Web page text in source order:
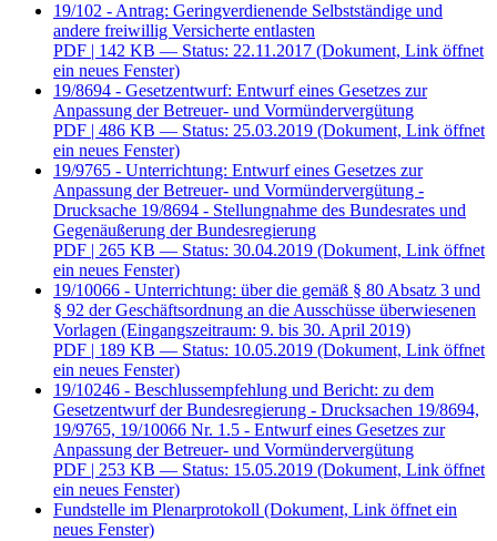
19/102 - Antrag: Geringverdienende Selbstständige und
andere freiwillig Versicherte entlasten
PDF | 142 KB — Status: 22.11.2017 (Dokument, Link öffnet
ein neues Fenster)
19/8694 - Gesetzentwurf: Entwurf eines Gesetzes zur
Anpassung der Betreuer- und Vormündervergütung
PDF | 486 KB — Status: 25.03.2019 (Dokument, Link öffnet
ein neues Fenster)
19/9765 - Unterrichtung: Entwurf eines Gesetzes zur
Anpassung der Betreuer- und Vormündervergütung -
Drucksache 19/8694 - Stellungnahme des Bundesrates und
Gegenäußerung der Bundesregierung
PDF | 265 KB — Status: 30.04.2019 (Dokument, Link öffnet
ein neues Fenster)
19/10066 - Unterrichtung: über die gemäß § 80 Absatz 3 und
§ 92 der Geschäftsordnung an die Ausschüsse überwiesenen
Vorlagen (Eingangszeitraum: 9. bis 30. April 2019)
PDF | 189 KB — Status: 10.05.2019 (Dokument, Link öffnet
ein neues Fenster)
19/10246 - Beschlussempfehlung und Bericht: zu dem
Gesetzentwurf der Bundesregierung - Drucksachen 19/8694,
19/9765, 19/10066 Nr. 1.5 - Entwurf eines Gesetzes zur
Anpassung der Betreuer- und Vormündervergütung
PDF | 253 KB — Status: 15.05.2019 (Dokument, Link öffnet
ein neues Fenster)
Fundstelle im Plenarprotokoll (Dokument, Link öffnet ein
neues Fenster)